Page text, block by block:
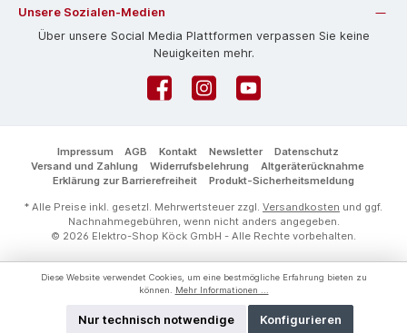
Unsere Sozialen-Medien
Über unsere Social Media Plattformen verpassen Sie keine
Neuigkeiten mehr.
FacebookInstagramYouTube
Impressum AGB Kontakt Newsletter
Datenschutz
Versand und Zahlung
Widerrufsbelehrung
Altgeräterücknahme
Erklärung zur Barrierefreiheit
Produkt-Sicherheitsmeldung
* Alle Preise inkl. gesetzl. Mehrwertsteuer zzgl. Versandkosten und ggf.
Nachnahmegebühren, wenn nicht anders angegeben.
© 2026 Elektro-Shop Köck GmbH - Alle Rechte vorbehalten.
Diese Website verwendet Cookies, um eine bestmögliche Erfahrung bieten zu
können.
Mehr Informationen ...
Nur technisch notwendige Konfigurieren